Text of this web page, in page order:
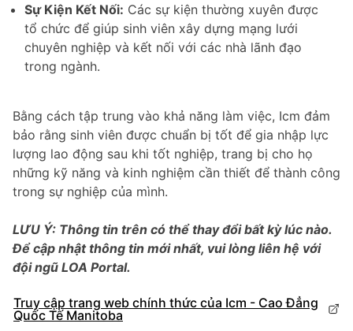
Sự Kiện Kết Nối: Các sự kiện thường xuyên được
tổ chức để giúp sinh viên xây dựng mạng lưới
chuyên nghiệp và kết nối với các nhà lãnh đạo
trong ngành.
Bằng cách tập trung vào khả năng làm việc, Icm đảm
bảo rằng sinh viên được chuẩn bị tốt để gia nhập lực
lượng lao động sau khi tốt nghiệp, trang bị cho họ
những kỹ năng và kinh nghiệm cần thiết để thành công
trong sự nghiệp của mình.
LƯU Ý: Thông tin trên có thể thay đổi bất kỳ lúc nào.
Để cập nhật thông tin mới nhất, vui lòng liên hệ với
đội ngũ LOA Portal.
Truy cập trang web chính thức của Icm - Cao Đẳng
Quốc Tế Manitoba